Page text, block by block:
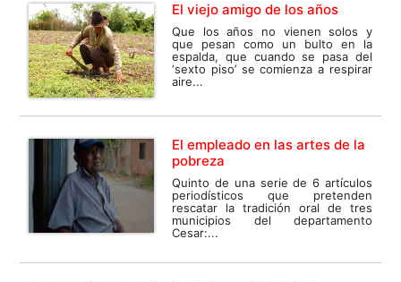
El viejo amigo de los años
Que los años no vienen solos y
que pesan como un bulto en la
espalda, que cuando se pasa del
‘sexto piso’ se comienza a respirar
aire...
El empleado en las artes de la
pobreza
Quinto de una serie de 6 artículos
periodísticos que pretenden
rescatar la tradición oral de tres
municipios del departamento
Cesar:...